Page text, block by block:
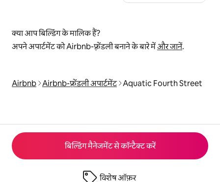
बिल्डिंग मैनेजमेंट से कॉन्टैक्ट करें
विशेष ऑफ़र
क्या आप बिल्डिंग के मालिक हैं?
अपने अपार्टमेंट को Airbnb-फ़्रेंडली बनाने के बारे मेंऔर जानें.
Airbnb Airbnb-फ़्रेंडली अपार्टमेंट Aquatic Fourth Street